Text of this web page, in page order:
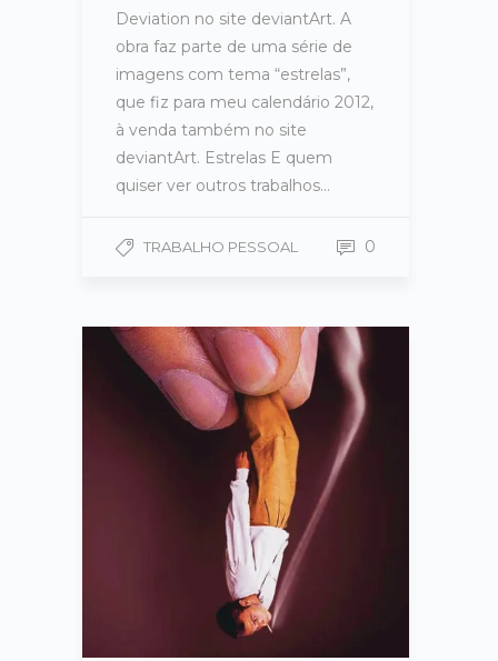
Deviation no site deviantArt. A
obra faz parte de uma série de
imagens com tema “estrelas”,
que fiz para meu calendário 2012,
à venda também no site
deviantArt. Estrelas E quem
quiser ver outros trabalhos…
TRABALHO PESSOAL 0